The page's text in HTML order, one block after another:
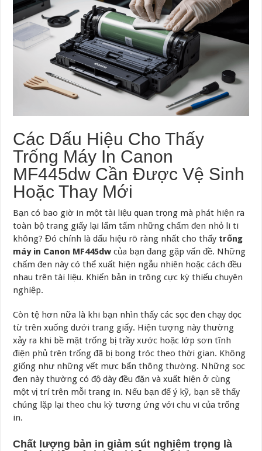
Các Dấu Hiệu Cho Thấy
Trống Máy In Canon
MF445dw Cần Được Vệ Sinh
Hoặc Thay Mới
Bạn có bao giờ in một tài liệu quan trọng mà phát hiện ra
toàn bộ trang giấy lại lấm tấm những chấm đen nhỏ li ti
không? Đó chính là dấu hiệu rõ ràng nhất cho thấy trống
máy in Canon MF445dw của bạn đang gặp vấn đề. Những
chấm đen này có thể xuất hiện ngẫu nhiên hoặc cách đều
nhau trên tài liệu. Khiến bản in trông cực kỳ thiếu chuyên
nghiệp.
Còn tệ hơn nữa là khi bạn nhìn thấy các sọc đen chạy dọc
từ trên xuống dưới trang giấy. Hiện tượng này thường
xảy ra khi bề mặt trống bị trầy xước hoặc lớp sơn tĩnh
điện phủ trên trống đã bị bong tróc theo thời gian. Không
giống như những vết mực bẩn thông thường. Những sọc
đen này thường có độ dày đều đặn và xuất hiện ở cùng
một vị trí trên mỗi trang in. Nếu bạn để ý kỹ, bạn sẽ thấy
chúng lặp lại theo chu kỳ tương ứng với chu vi của trống
in.
Chất lượng bản in giảm sút nghiêm trọng là